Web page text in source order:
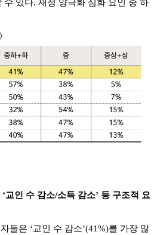
수 있다. 재정 양극화 심화 요인 중 하
교인 수 감소/소득 감소’ 등 구조적 요
들은 ‘교인 수 감소’(41%)를 가장 많